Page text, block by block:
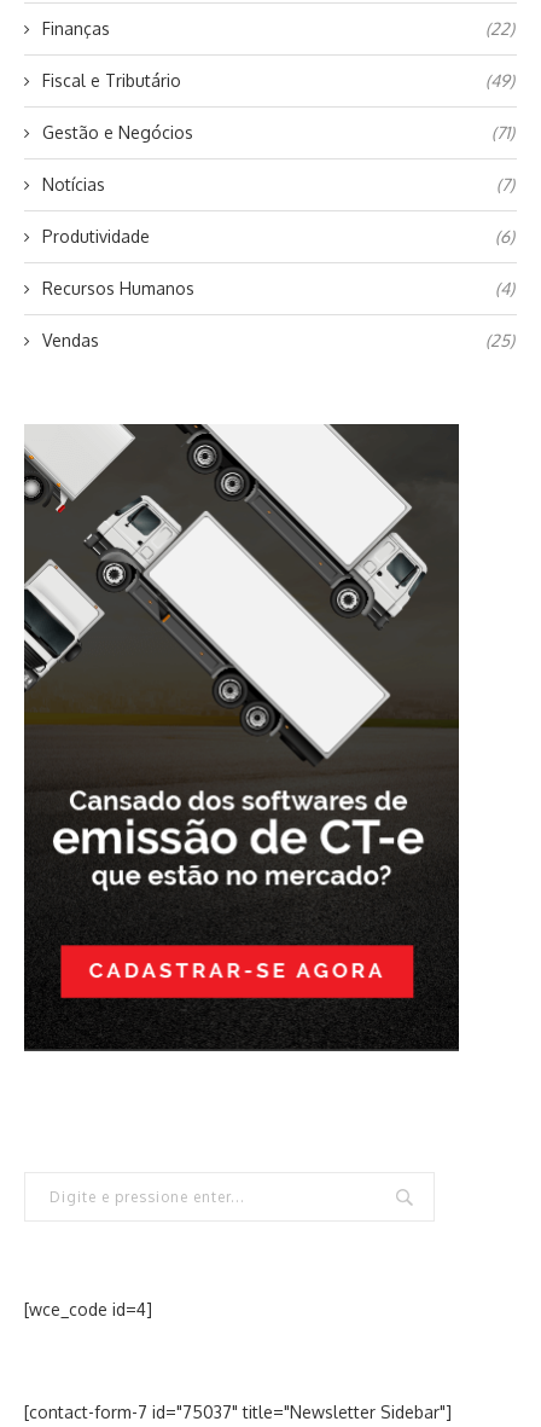
Finanças (22)
Fiscal e Tributário (49)
Gestão e Negócios (71)
Notícias (7)
Produtividade (6)
Recursos Humanos (4)
Vendas (25)
[wce_code id=4]
[contact-form-7 id="75037" title="Newsletter Sidebar"]